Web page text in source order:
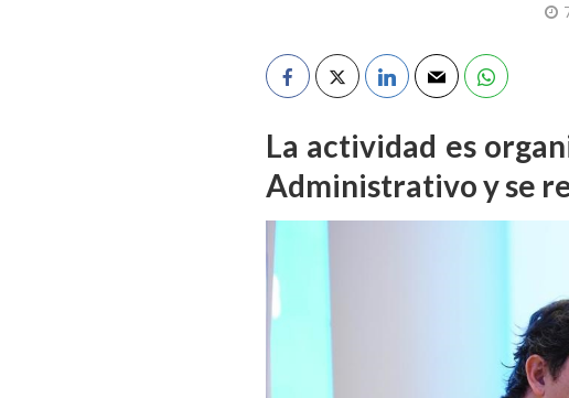
La actividad es
Administrativo y se